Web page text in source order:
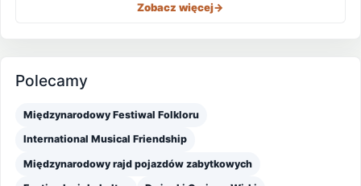
Zobacz więcej->
Polecamy
Międzynarodowy Festiwal Folkloru
International Musical Friendship
Międzynarodowy rajd pojazdów zabytkowych